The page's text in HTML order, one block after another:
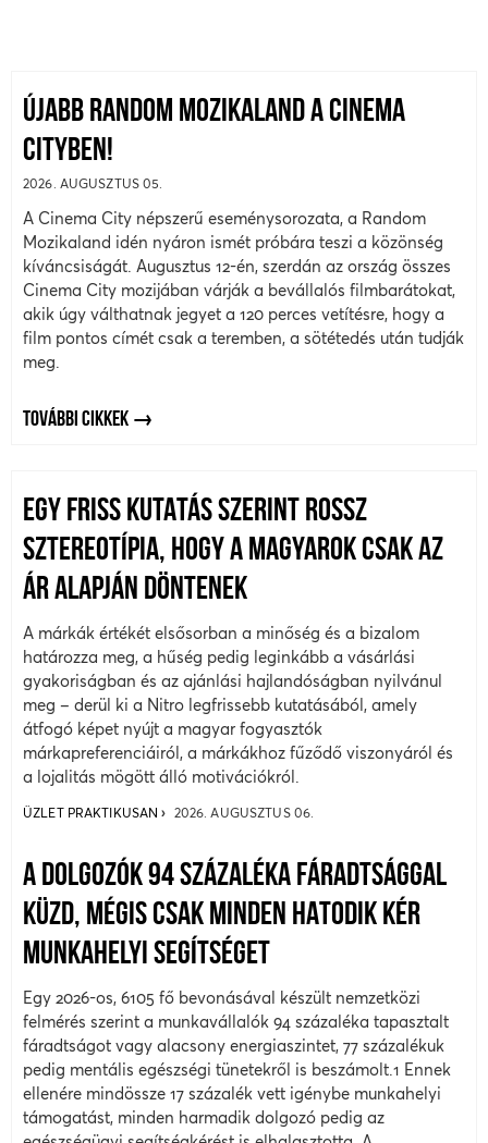
ÚJABB RANDOM MOZIKALAND A CINEMA
CITYBEN!
2026. AUGUSZTUS 05.
A Cinema City népszerű eseménysorozata, a Random
Mozikaland idén nyáron ismét próbára teszi a közönség
kíváncsiságát. Augusztus 12-én, szerdán az ország összes
Cinema City mozijában várják a bevállalós filmbarátokat,
akik úgy válthatnak jegyet a 120 perces vetítésre, hogy a
film pontos címét csak a teremben, a sötétedés után tudják
meg.
TOVÁBBI CIKKEK
EGY FRISS KUTATÁS SZERINT ROSSZ
SZTEREOTÍPIA, HOGY A MAGYAROK CSAK AZ
ÁR ALAPJÁN DÖNTENEK
A márkák értékét elsősorban a minőség és a bizalom
határozza meg, a hűség pedig leginkább a vásárlási
gyakoriságban és az ajánlási hajlandóságban nyilvánul
meg – derül ki a Nitro legfrissebb kutatásából, amely
átfogó képet nyújt a magyar fogyasztók
márkapreferenciáiról, a márkákhoz fűződő viszonyáról és
a lojalitás mögött álló motivációkról.
ÜZLET PRAKTIKUSAN 2026. AUGUSZTUS 06.
A DOLGOZÓK 94 SZÁZALÉKA FÁRADTSÁGGAL
KÜZD, MÉGIS CSAK MINDEN HATODIK KÉR
MUNKAHELYI SEGÍTSÉGET
Egy 2026-os, 6105 fő bevonásával készült nemzetközi
felmérés szerint a munkavállalók 94 százaléka tapasztalt
fáradtságot vagy alacsony energiaszintet, 77 százalékuk
pedig mentális egészségi tünetekről is beszámolt.1 Ennek
ellenére mindössze 17 százalék vett igénybe munkahelyi
támogatást, minden harmadik dolgozó pedig az